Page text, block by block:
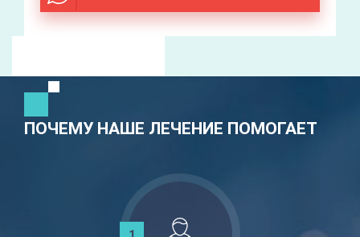
ПОЧЕМУ НАШЕ ЛЕЧЕНИЕ ПОМОГАЕТ